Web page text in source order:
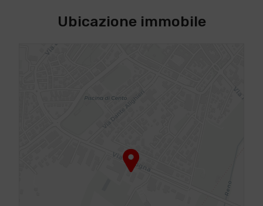
Ubicazione immobile